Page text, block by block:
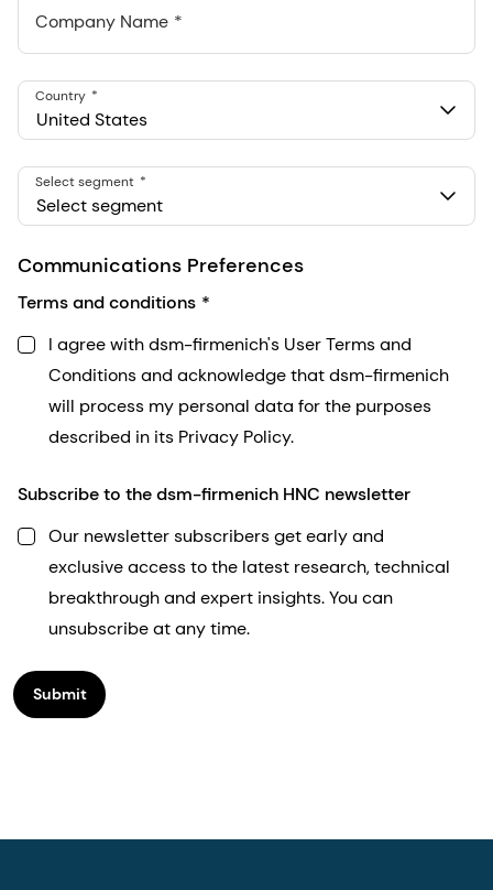
Company Name
United States
Country
Select segment
Select segment
Communications Preferences
Terms and conditions
I agree with dsm-firmenich's User Terms and
Conditions and acknowledge that dsm-firmenich
will process my personal data for the purposes
described in its Privacy Policy.
Subscribe to the dsm-firmenich HNC newsletter
Our newsletter subscribers get early and
exclusive access to the latest research, technical
breakthrough and expert insights. You can
unsubscribe at any time.
Submit